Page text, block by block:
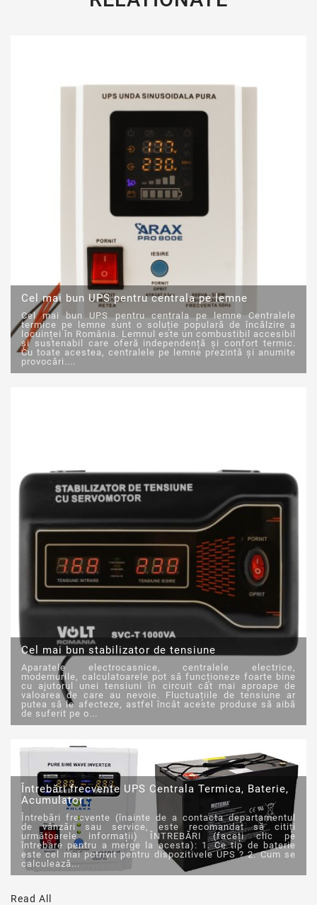
Cel mai bun UPS pentru centrala pe lemne
Cel mai bun UPS pentru centrala pe lemne Centralele
termice pe lemne sunt o soluție populară de încălzire a
locuinței în România. Lemnul este un combustibil accesibil
și sustenabil care oferă independență și confort termic.
Cu toate acestea, centralele pe lemne prezintă și anumite
provocări....
Cel mai bun stabilizator de tensiune
Aparatele electrocasnice, centralele electrice,
modemurile, calculatoarele pot să funcționeze foarte bine
cu ajutorul unei tensiuni în circuit cât mai aproape de
valoarea de care au nevoie. Fluctuațiile de tensiune ar
putea să le afecteze, astfel încât aceste produse să aibă
de suferit pe o...
Întrebări frecvente UPS Centrala Termica, Baterie,
Acumulator :
Întrebări frecvente (înainte de a contacta departamentul
de vânzări sau service, este recomandat să citiți
următoarele informații) ÎNTREBĂRI (faceți clic pe
întrebare pentru a merge la acesta): 1. Ce tip de baterie
este cel mai potrivit pentru dispozitivele UPS ? 2. Cum se
calculează...
Read All